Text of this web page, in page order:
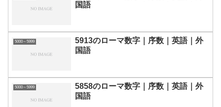
国語
5000～5999
5913のローマ数字｜序数｜英語｜外
国語
5000～5999
5858のローマ数字｜序数｜英語｜外
国語